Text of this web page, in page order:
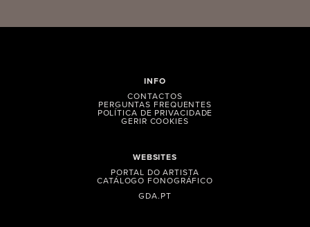
WEBSITES
PORTAL DO ARTISTA
CATÁLOGO FONOGRÁFICO
GDA.PT
INFO
CONTACTOS
PERGUNTAS FREQUENTES
POLÍTICA DE PRIVACIDADE
GERIR COOKIES